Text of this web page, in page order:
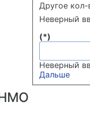
Другое
Неверный
(*)
Неверный
Дальше
НМО